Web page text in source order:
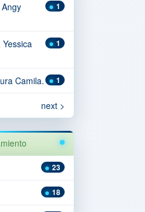
1
1
1
Camila.
next >
23
18